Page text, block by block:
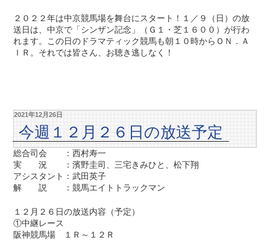
２０２２年は中京競馬場を舞台にスタート！１／９（日）の放
送日は、中京で「シンザン記念」（Ｇ１・芝１６００）が行わ
れます。この日のドラマティック競馬も朝１０時からＯＮ．Ａ
ＩＲ。それでは皆さん、お聴き逃しなく！
2021年12月26日
今週１２月２６日の放送予定
総合司会 ：西村寿一
実 況 ：濱野圭司、三宅きみひと、松下翔
アシスタント：武田英子
解 説 ：競馬エイトトラックマン
１２月２６日の放送内容（予定）
①中継レース
阪神競馬場 １Ｒ～１２Ｒ